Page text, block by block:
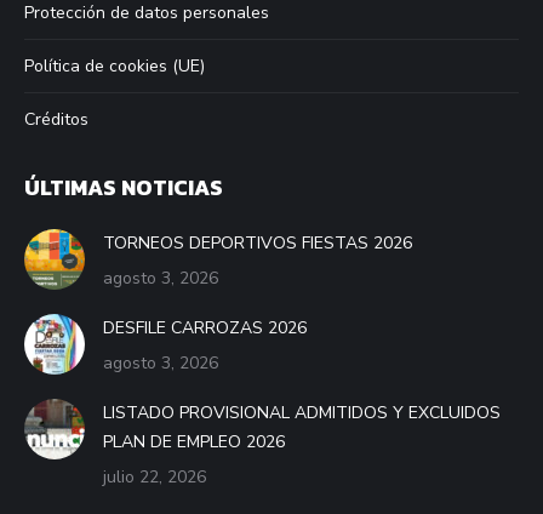
Protección de datos personales
Política de cookies (UE)
Créditos
ÚLTIMAS NOTICIAS
TORNEOS DEPORTIVOS FIESTAS 2026
agosto 3, 2026
DESFILE CARROZAS 2026
agosto 3, 2026
LISTADO PROVISIONAL ADMITIDOS Y EXCLUIDOS
PLAN DE EMPLEO 2026
julio 22, 2026